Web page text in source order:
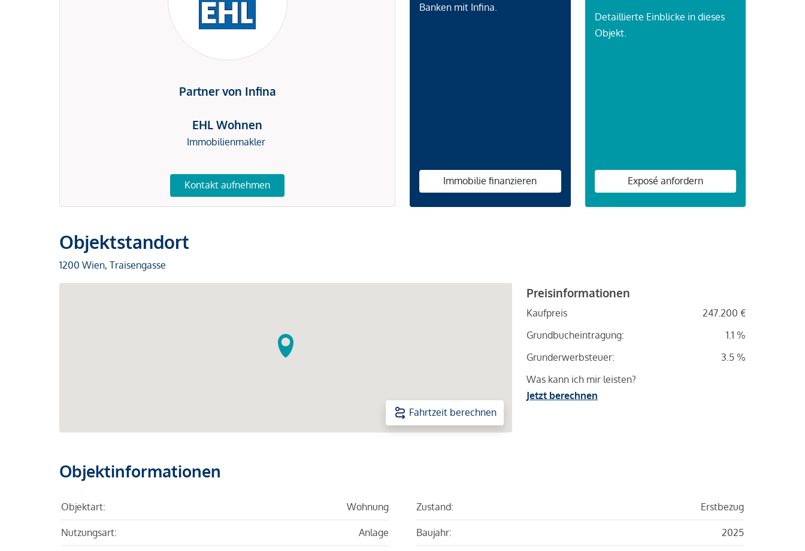
Partner von Infina
EHL Wohnen
Immobilienmakler
Kontakt aufnehmen
Banken mit Infina.
Immobilie finanzieren
Detaillierte Einblicke in dieses
Objekt.
Exposé anfordern
Objektstandort
1200 Wien, Traisengasse
Fahrtzeit berechnen
Preisinformationen
Kaufpreis
247.200 €
Grundbucheintragung:
1.1 %
Grunderwerbsteuer:
3.5 %
Was kann ich mir leisten?
Jetzt berechnen
Objektinformationen
Objektart: Wohnung
Nutzungsart: Anlage
Zustand: Erstbezug
Baujahr: 2025